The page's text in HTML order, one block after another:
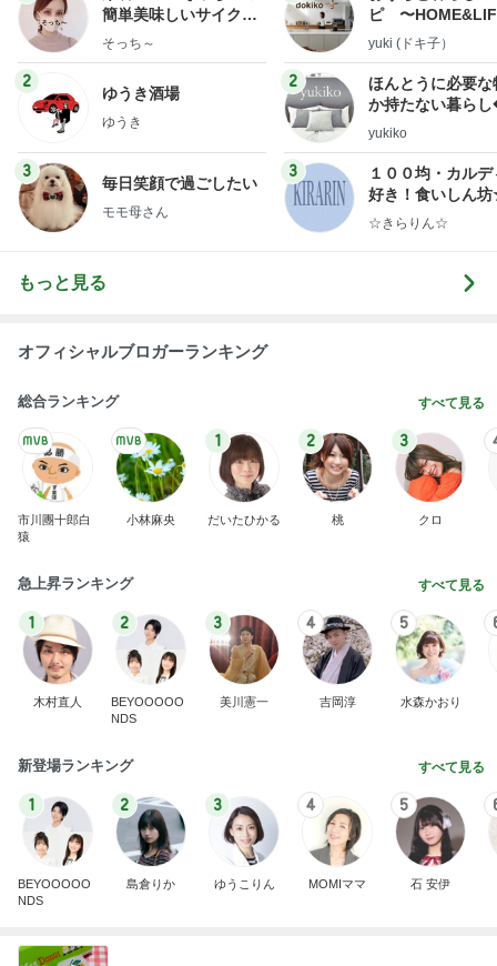
簡単美味しいサイクル
献立
そっち～
2
ゆうき酒場
ゆうき
3
毎日笑顔で過ごしたい
モモ母さん
ピ 〜
yuki (ドキ子）
2
ほんとうに必要な
か持たない暮ら
ep Life Simple◆
yukiko
3
１００均・カルデ
好き！食いしん
らりん☆のブログ
☆きらりん☆
もっと見る
オフィシャルブロガーランキング
総合ランキング すべて見る
市川團十郎白
猿
小林麻央
1
だいたひかる
2
桃
3
クロ
急上昇ランキング すべて見る
1
木村直人
2
BEYOOOOO
NDS
3
美川憲一
4
吉岡淳
5
水森かおり
新登場ランキング すべて見る
1
BEYOOOOO
NDS
2
島倉りか
3
ゆうこりん
4
MOMIママ
5
石 安伊